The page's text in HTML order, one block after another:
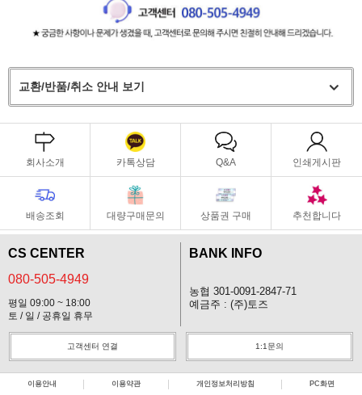
교환/반품/취소 안내 보기
회사소개 카톡상담 Q&A 인쇄게시판
배송조회 대량구매문의 상품권 구매 추천합니다
CS CENTER
080-505-4949
평일 09:00 ~ 18:00
토 / 일 / 공휴일 휴무
BANK INFO
농협 301-0091-2847-71
예금주 : (주)토즈
고객센터 연결 1:1문의
이용안내 이용약관 개인정보처리방침 PC화면